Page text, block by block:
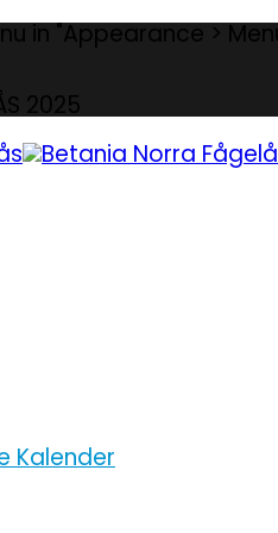
in "Appearance >
2025
Kalender